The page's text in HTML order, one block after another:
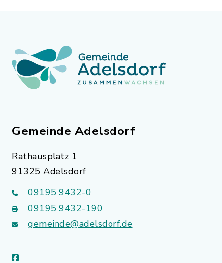
Gemeinde Adelsdorf
Rathausplatz 1
91325 Adelsdorf
09195 9432-0
09195 9432-190
gemeinde@adelsdorf.de
facebook